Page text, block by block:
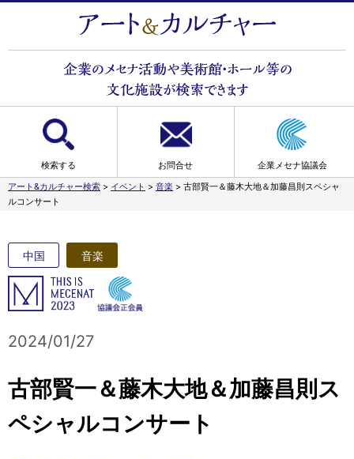
検索する お問合せ
企業メセナ協議会
アート&カルチャー検索 > イベント > 音楽 > 古部賢一＆藤木大地＆加藤昌則スペシャ
ルコンサート
中国 音楽
2024/01/27
古部賢一＆藤木大地＆加藤昌則ス
ペシャルコンサート